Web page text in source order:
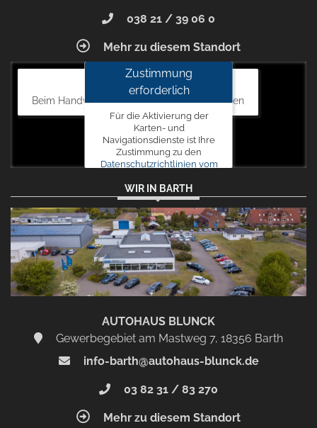
038 21 / 39 06 0
Mehr zu diesem Standort
Autohaus Blunck
Beim Handweiser 19, 18311 Ribnitz-Damgarten
Zustimmung
erforderlich
Für die Aktivierung der
Karten- und
Navigationsdienste ist Ihre
Zustimmung zu den
Datenschutzrichtlinien vom
erforderlich.
Zustimmen
und
aktivieren
WIR IN BARTH
AUTOHAUS BLUNCK
Gewerbegebiet am Mastweg 7, 18356 Barth
info-barth@autohaus-blunck.de
03 82 31 / 83 270
Mehr zu diesem Standort